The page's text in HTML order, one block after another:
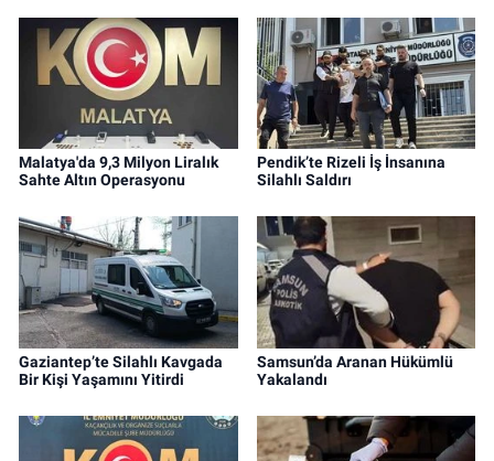
Malatya'da 9,3 Milyon Liralık
Sahte Altın Operasyonu
Pendik’te Rizeli İş İnsanına
Silahlı Saldırı
Gaziantep’te Silahlı Kavgada
Bir Kişi Yaşamını Yitirdi
Samsun’da Aranan Hükümlü
Yakalandı